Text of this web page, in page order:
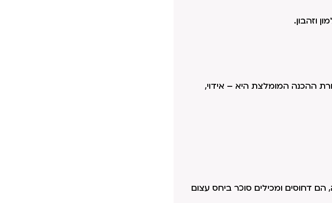
ההכנה המומלצת היא – אידוי,
דחוסים ומכילים סוכר ביחס עצום